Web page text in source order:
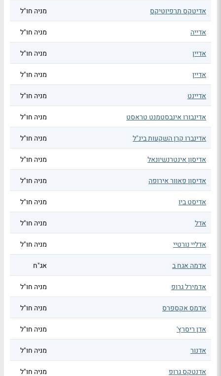
אדיטקס תרפיוטיקס מניה חו"ל
אדייה מניה חו"ל
אדיין מניה חו"ל
אדיין מניה חו"ל
אדיינט מניה חו"ל
אדינבורו אינבסטמנט טראסט מניה חו"ל
אדינברו קרן השקעות בינ"ל מניה חו"ל
אדיסון אינטרנשיונאל מניה חו"ל
אדיסון פאוור אירופה מניה חו"ל
אדיסט ביו מניה חו"ל
אדל מניה חו"ל
אדליי נורטיי מניה חו"ל
אדמה אגח ב אג"ח
אדמירל גרופ מניה חו"ל
אדמס אקספרס מניה חו"ל
אדן ריסרץ' מניה חו"ל
אדנור מניה חו"ל
אדנטקס גרופ מניה חו"ל